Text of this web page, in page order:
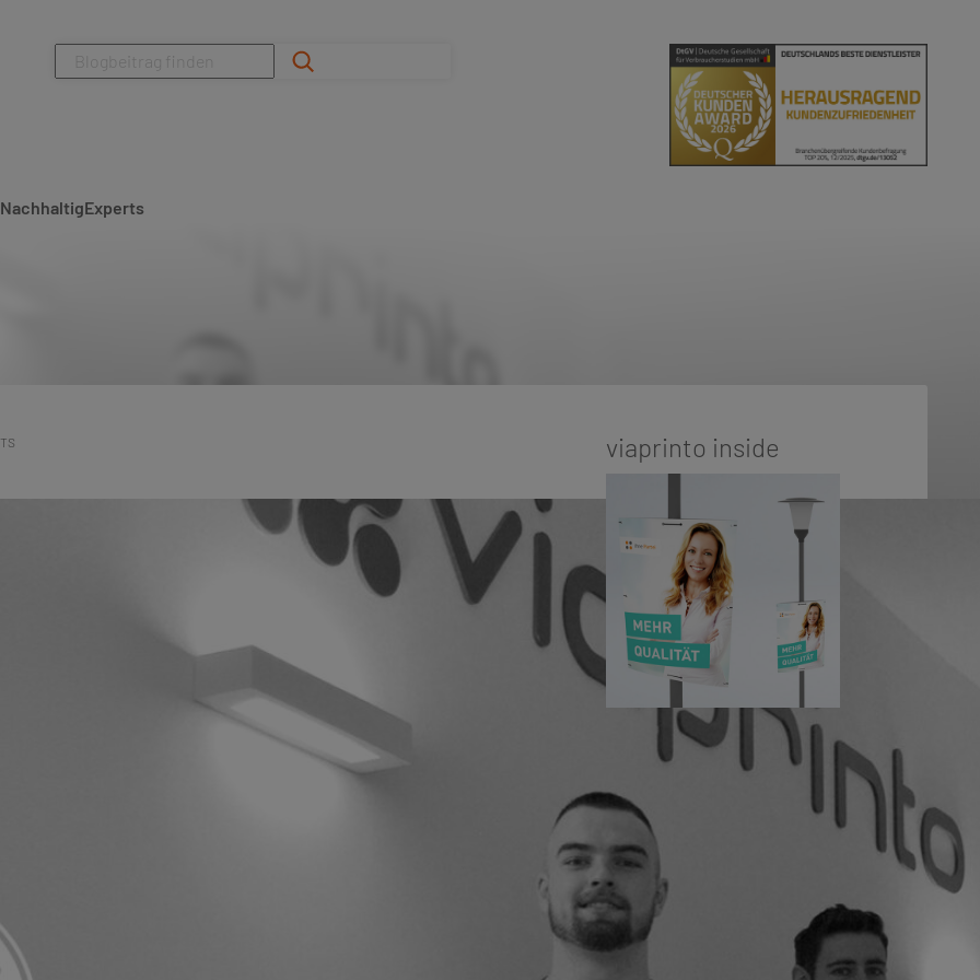
Suchen
NachhaltigExperts
viaprinto inside
viaprinto in
Bewegung